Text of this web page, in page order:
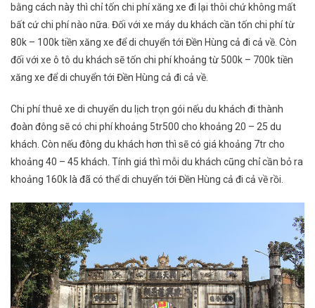
bằng cách này thì chỉ tốn chi phí xăng xe đi lại thôi chứ không mất
bất cứ chi phí nào nữa. Đối với xe máy du khách cần tốn chi phí từ
80k – 100k tiền xăng xe để di chuyển tới Đền Hùng cả đi cả về. Còn
đối với xe ô tô du khách sẽ tốn chi phí khoảng từ 500k – 700k tiền
xăng xe để di chuyển tới Đền Hùng cả đi cả về.
Chi phí thuê xe di chuyển du lịch trọn gói nếu du khách đi thành
đoàn đông sẽ có chi phí khoảng 5tr500 cho khoảng 20 – 25 du
khách. Còn nếu đông du khách hơn thì sẽ có giá khoảng 7tr cho
khoảng 40 – 45 khách. Tính giá thì mỗi du khách cũng chỉ cần bỏ ra
khoảng 160k là đã có thể di chuyển tới Đền Hùng cả đi cả về rồi.